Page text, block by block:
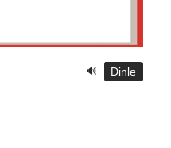
🔊 Dinle